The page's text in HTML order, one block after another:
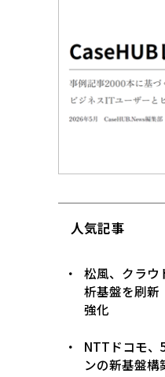
人気記事
松風、クラウ
析基盤を刷
強化
NTTドコモ、
ンの新基盤